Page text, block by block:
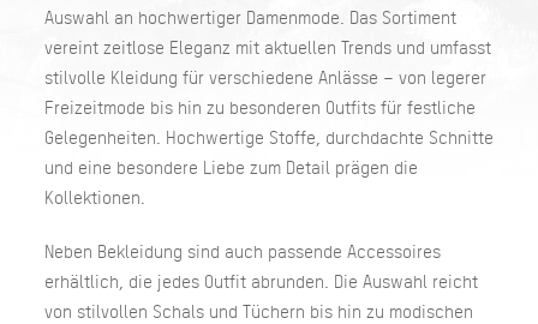
Auswahl an hochwertiger Damenmode. Das Sortiment
vereint zeitlose Eleganz mit aktuellen Trends und umfasst
stilvolle Kleidung für verschiedene Anlässe – von legerer
Freizeitmode bis hin zu besonderen Outfits für festliche
Gelegenheiten. Hochwertige Stoffe, durchdachte Schnitte
und eine besondere Liebe zum Detail prägen die
Kollektionen.
Neben Bekleidung sind auch passende Accessoires
erhältlich, die jedes Outfit abrunden. Die Auswahl reicht
von stilvollen Schals und Tüchern bis hin zu modischen